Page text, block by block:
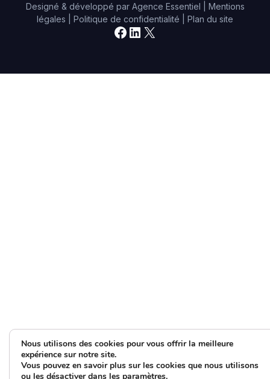
Designé & développé par Agence Essentiel
Mentions
légales
Politique de confidentialité Plan du site
Facebook
LinkedIn
X
Nous utilisons des cookies pour vous offrir la meilleure
expérience sur notre site.
Vous pouvez en savoir plus sur les cookies que nous utilisons
ou les désactiver dans les paramètres.